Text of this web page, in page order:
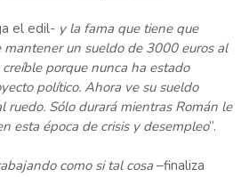
el edil- y la fama que tiene que
mantener un sueldo de 3000 euros al
porque nunca ha estado
político. Ahora ve su sueldo
ruedo. Sólo durará mientras Román le
esta época de crisis y desempleo”.
como si tal cosa –finaliza